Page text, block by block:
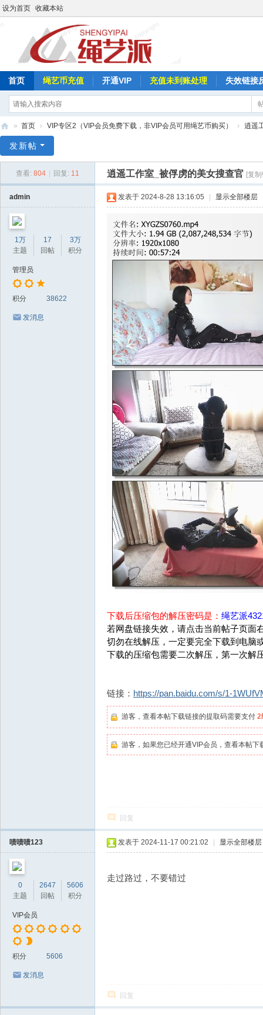
设为首页 收藏本站
首页 绳艺币充值 开通VIP 充值未到账处理 失效链接
艺
» 首页 › VIP专区2（VIP会员免费下载，非VIP会员可用绳艺币购买） › 逍遥
发新帖
查看: 804 回复: 11 逍遥工作室_被俘虏的美女搜查官 [复
admin
1万
主题
17
回帖
3万
积分
管理员
积分 38622
发消息
发表于 2024-8-28 13:16:05 显示全部楼层
下载后压缩包的解压密码是： 绳艺派
若网盘链接失效，请点击当前帖子页面
切勿在线解压，一定要完全下载到电脑
下载的压缩包需要二次解压，第一次解
链接： https://pan.baidu.com/s/1-
游客，查看本帖下载链接的提取码需要支付 2
游客，如果您已经开通VIP会员，查看本帖下
回复
啧啧啧123
0
主题
2647
回帖
5606
积分
VIP会员
积分 5606
发消息
发表于 2024-11-17 00:21:02 显示全部楼层
走过路过，不要错过
回复